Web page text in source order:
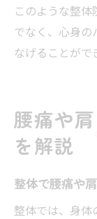
このような整
でなく、心身の
なげることがで
腰痛や
を解説
整体で腰痛や
整体では、身体